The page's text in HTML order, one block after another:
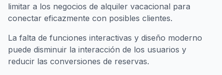
limitar a los negocios de alquiler vacacional para
conectar eficazmente con posibles clientes.
La falta de funciones interactivas y diseño moderno
puede disminuir la interacción de los usuarios y
reducir las conversiones de reservas.